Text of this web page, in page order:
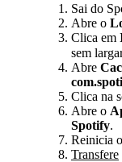
Sai do
Abre o
Clica em
sem
Abre
Clica na
Abre o
Spotify.
Reinicia
Transfere